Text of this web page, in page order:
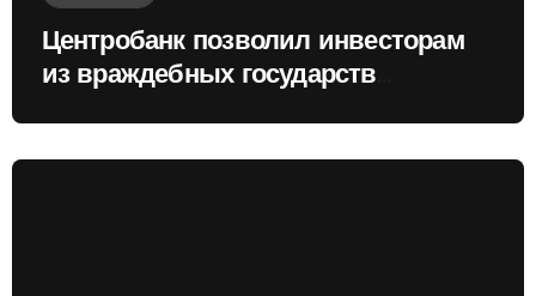
Центробанк позволил инвесторам
из враждебных государств